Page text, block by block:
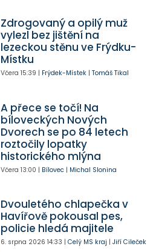
Zdrogovaný a opilý muž
vylezl bez jištění na
lezeckou stěnu ve Frýdku-
Místku
Včera 15:39 | Frýdek-Místek| Tomáš Tikal
A přece se točí! Na
bíloveckých Nových
Dvorech se po 84 letech
roztočily lopatky
historického mlýna
Včera 13:00 | Bílovec| Michal Slonina
Dvouletého chlapečka v
Havířově pokousal pes,
policie hledá majitele
6. srpna 2026 14:33 | Celý MS kraj | Jiří Cileček